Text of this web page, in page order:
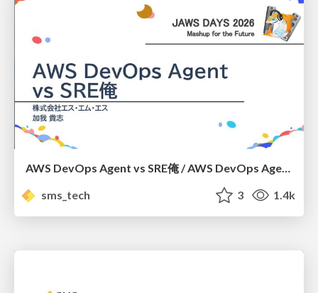
AWS DevOps Agent vs SRE俺 / AWS DevOps Agent vs me, the SRE
sms_tech
3 1.4k